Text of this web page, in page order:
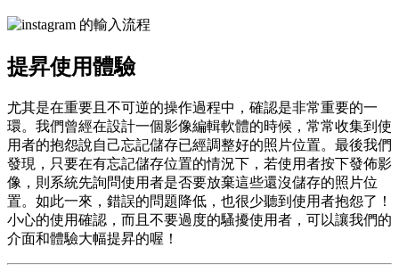
提昇使用體驗
尤其是在重要且不可逆的操作過程中，確認是非常重要的一
環。我們曾經在設計一個影像編輯軟體的時候，常常收集到使
用者的抱怨說自己忘記儲存已經調整好的照片位置。最後我們
發現，只要在有忘記儲存位置的情況下，若使用者按下發佈影
像，則系統先詢問使用者是否要放棄這些還沒儲存的照片位
置。如此一來，錯誤的問題降低，也很少聽到使用者抱怨了！
小心的使用確認，而且不要過度的騷擾使用者，可以讓我們的
介面和體驗大幅提昇的喔！